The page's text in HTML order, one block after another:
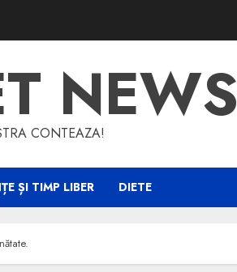
NEWS
CONTEAZA!
ȘI TIMP LIBER DIETE